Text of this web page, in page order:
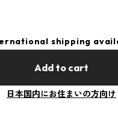
shipping
Add to cart
日本国内にお住まいの方向け